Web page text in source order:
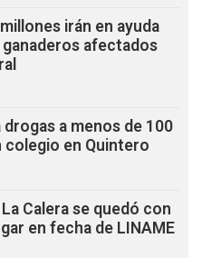
irán en ayuda
afectados
drogas a menos de 100
colegio en Quintero
Calera se quedó con
en fecha de LINAME